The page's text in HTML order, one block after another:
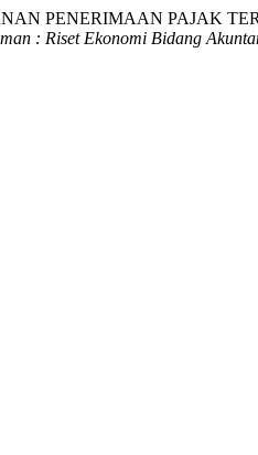
PENERIMAAN PAJAK
: Riset Ekonomi Bidang